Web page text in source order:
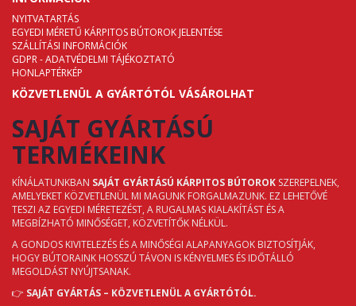
NYITVATARTÁS
EGYEDI MÉRETŰ KÁRPITOS BÚTOROK JELENTÉSE
SZÁLLÍTÁSI INFORMÁCIÓK
GDPR - ADATVÉDELMI TÁJÉKOZTATÓ
HONLAPTÉRKÉP
KÖZVETLENÜL A GYÁRTÓTÓL VÁSÁROLHAT
SAJÁT GYÁRTÁSÚ
TERMÉKEINK
KÍNÁLATUNKBAN SAJÁT GYÁRTÁSÚ KÁRPITOS BÚTOROK SZEREPELNEK,
AMELYEKET KÖZVETLENÜL MI MAGUNK FORGALMAZUNK. EZ LEHETŐVÉ
TESZI AZ EGYEDI MÉRETEZÉST, A RUGALMAS KIALAKÍTÁST ÉS A
MEGBÍZHATÓ MINŐSÉGET, KÖZVETÍTŐK NÉLKÜL.
A GONDOS KIVITELEZÉS ÉS A MINŐSÉGI ALAPANYAGOK BIZTOSÍTJÁK,
HOGY BÚTORAINK HOSSZÚ TÁVON IS KÉNYELMES ÉS IDŐTÁLLÓ
MEGOLDÁST NYÚJTSANAK.
👉 SAJÁT GYÁRTÁS – KÖZVETLENÜL A GYÁRTÓTÓL.